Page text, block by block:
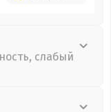
слабый